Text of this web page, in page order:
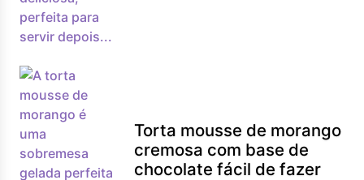
Torta mousse de morango
cremosa com base de
chocolate fácil de fazer